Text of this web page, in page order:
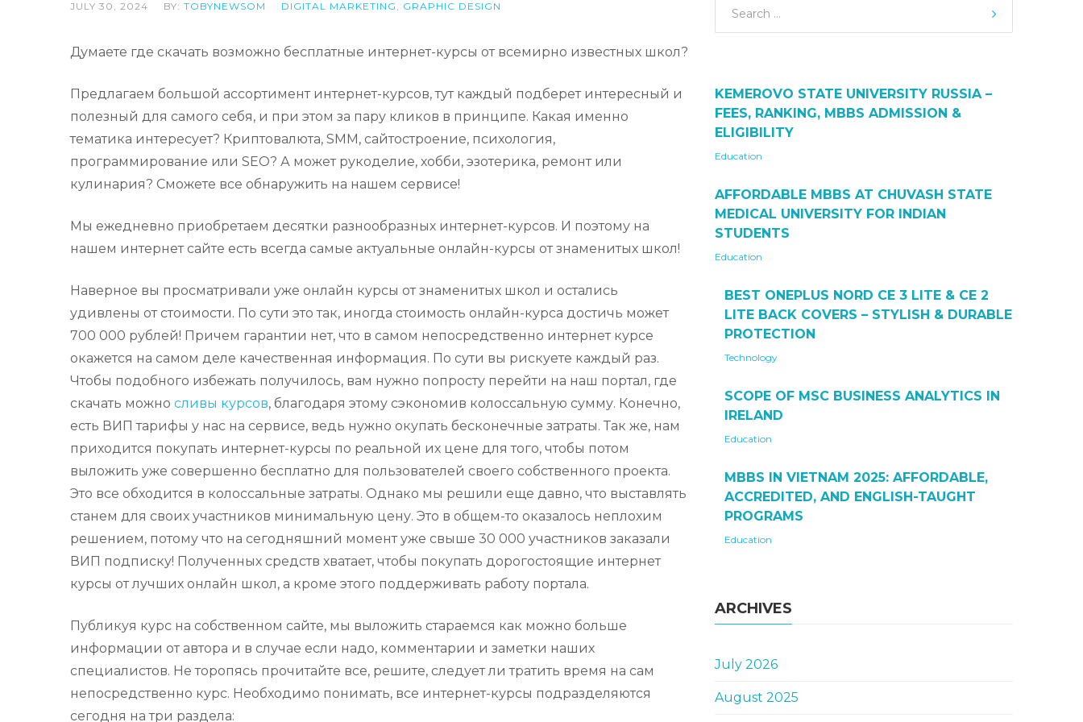
JULY 30, 2024 BY: TOBYNEWSOM DIGITAL MARKETING , GRAPHIC DESIGN
Думаете где скачать возможно бесплатные интернет-курсы от всемирно известных школ?
Предлагаем большой ассортимент интернет-курсов, тут каждый подберет интересный и
полезный для самого себя, и при этом за пару кликов в принципе. Какая именно
тематика интересует? Криптовалюта, SMM, сайтостроение, психология,
программирование или SEO? А может рукоделие, хобби, эзотерика, ремонт или
кулинария? Сможете все обнаружить на нашем сервисе!
Мы ежедневно приобретаем десятки разнообразных интернет-курсов. И поэтому на
нашем интернет сайте есть всегда самые актуальные онлайн-курсы от знаменитых школ!
Наверное вы просматривали уже онлайн курсы от знаменитых школ и остались
удивлены от стоимости. По сути это так, иногда стоимость онлайн-курса достичь может
700 000 рублей! Причем гарантии нет, что в самом непосредственно интернет курсе
окажется на самом деле качественная информация. По сути вы рискуете каждый раз.
Чтобы подобного избежать получилось, вам нужно попросту перейти на наш портал, где
скачать можно сливы курсов, благодаря этому сэкономив колоссальную сумму. Конечно,
есть ВИП тарифы у нас на сервисе, ведь нужно окупать бесконечные затраты. Так же, нам
приходится покупать интернет-курсы по реальной их цене для того, чтобы потом
выложить уже совершенно бесплатно для пользователей своего собственного проекта.
Это все обходится в колоссальные затраты. Однако мы решили еще давно, что выставлять
станем для своих участников минимальную цену. Это в общем-то оказалось неплохим
решением, потому что на сегодняшний момент уже свыше 30 000 участников заказали
ВИП подписку! Полученных средств хватает, чтобы покупать дорогостоящие интернет
курсы от лучших онлайн школ, а кроме этого поддерживать работу портала.
Публикуя курс на собственном сайте, мы выложить стараемся как можно больше
информации от автора и в случае если надо, комментарии и заметки наших
специалистов. Не торопясь прочитайте все, решите, следует ли тратить время на сам
непосредственно курс. Необходимо понимать, все интернет-курсы подразделяются
сегодня на три раздела:
KEMEROVO STATE UNIVERSITY RUSSIA –
FEES, RANKING, MBBS ADMISSION &
ELIGIBILITY
Education
AFFORDABLE MBBS AT CHUVASH STATE
MEDICAL UNIVERSITY FOR INDIAN
STUDENTS
Education
BEST ONEPLUS NORD CE 3 LITE & CE 2
LITE BACK COVERS – STYLISH & DURABLE
PROTECTION
Technology
SCOPE OF MSC BUSINESS ANALYTICS IN
IRELAND
Education
MBBS IN VIETNAM 2025: AFFORDABLE,
ACCREDITED, AND ENGLISH-TAUGHT
PROGRAMS
Education
ARCHIVES
July 2026
August 2025